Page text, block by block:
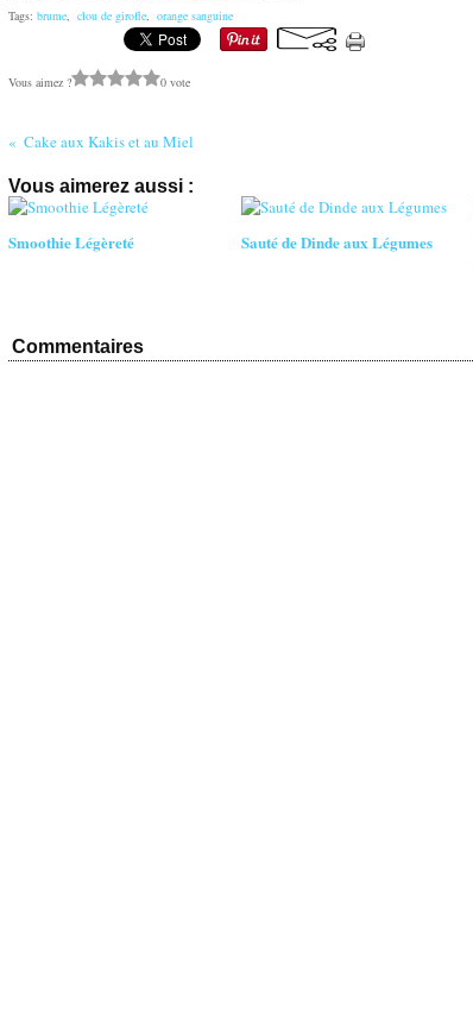
Tags: brume, clou de girofle, orange sanguine
Vous aimez ? 0 vote
Cake aux Kakis et au Miel
Vous aimerez aussi :
Smoothie Légèreté
Sauté de Dinde aux Légumes
Commentaires